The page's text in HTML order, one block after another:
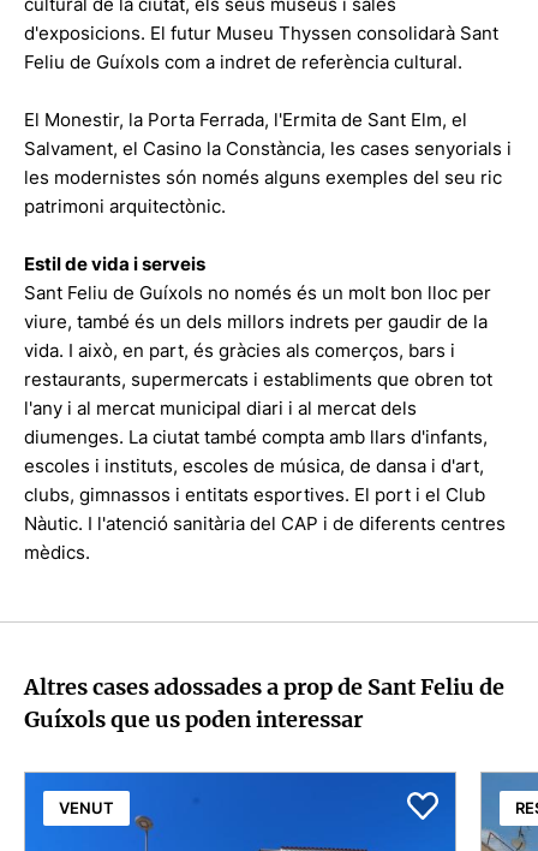
d'exposicions. El futur Museu Thyssen consolidarà Sant
Feliu de Guíxols com a indret de referència cultural.
El Monestir, la Porta Ferrada, l'Ermita de Sant Elm, el
Salvament, el Casino la Constància, les cases senyorials i
les modernistes són només alguns exemples del seu ric
patrimoni arquitectònic.
Estil de vida i serveis
Sant Feliu de Guíxols no només és un molt bon lloc per
viure, també és un dels millors indrets per gaudir de la
vida. I això, en part, és gràcies als comerços, bars i
restaurants, supermercats i establiments que obren tot
l'any i al mercat municipal diari i al mercat dels
diumenges. La ciutat també compta amb llars d'infants,
escoles i instituts, escoles de música, de dansa i d'art,
clubs, gimnassos i entitats esportives. El port i el Club
Nàutic. I l'atenció sanitària del CAP i de diferents centres
mèdics.
Altres cases adossades a prop de Sant Feliu de
Guíxols que us poden interessar
VENUT